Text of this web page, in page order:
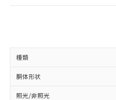
種類
胴体形状
照光/非照光